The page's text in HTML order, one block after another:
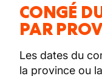
CONGÉ
PAR
Les dates du
la province ou